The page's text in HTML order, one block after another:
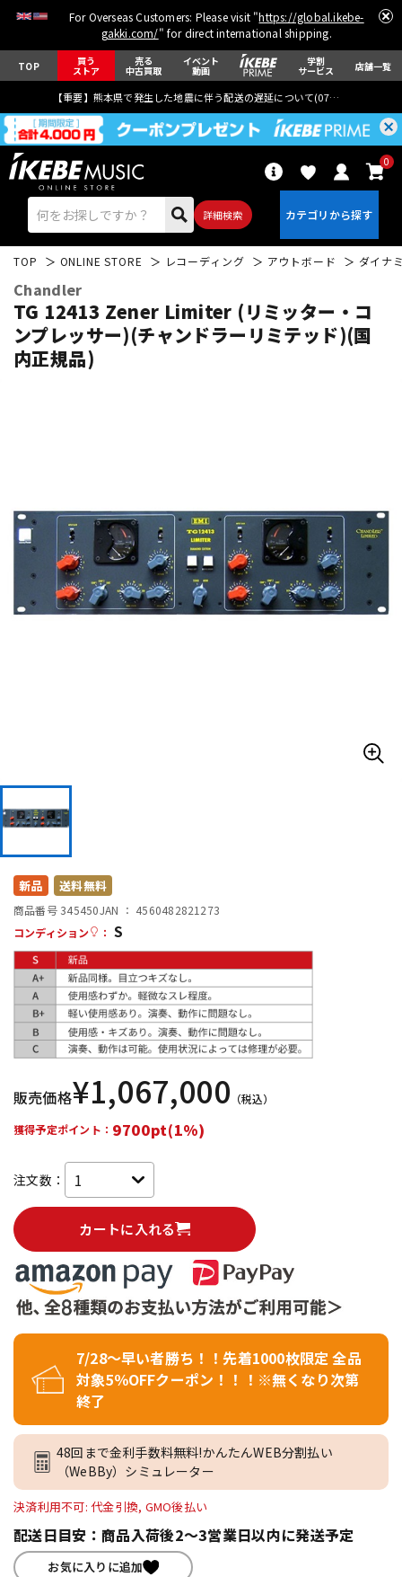
For Overseas Customers: Please visit "https://global.ikebe-
gakki.com/" for direct international shipping.
TOP 買う
ストア
売る
中古買取
イベント
動画
学割
サービス 店舗一覧
【重要】熊本県で発生した地震に伴う配送の遅延について(07月29日
詳細検索
0
エレキギター
キーボード 電子ピアノ
配信/ライブ機器
TOP ONLINE STORE レコーディング アウトボード ダイナ
Chandler
TG 12413 Zener Limiter (リミッター・コ
ンプレッサー)(チャンドラーリミテッド)(国
内正規品)
新品 送料無料
商品番号 345450JAN ： 4560482821273
コンディション
： S
販売価格¥1,067,000 （税込）
獲得予定ポイント： 9700pt(1%)
注文数：
カートに入れる
7/28～早い者勝ち！！先着1000枚限定 全品
対象5％OFFクーポン！！！※無くなり次第
終了
48回まで金利手数料無料!かんたんWEB分割払い
（WeBBy）シミュレーター
決済利用不可: 代金引換, GMO後払い
配送日目安：商品入荷後2～3営業日以内に発送予定
お気に入りに追加